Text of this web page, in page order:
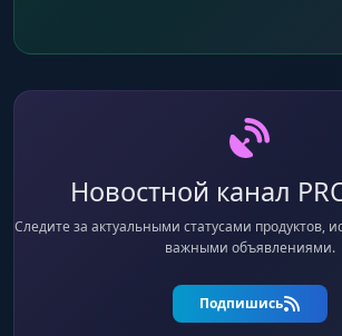
Новостной канал
Следите за актуальными статусами продуктов,
важными объявлениями.
Подпишись